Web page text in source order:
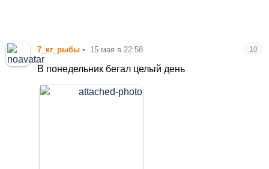
7_кг_рыбы • 15 мая в 22:58 10
В понедельник бегал целый день